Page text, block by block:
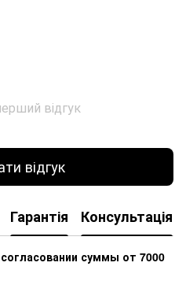
відгук
відгук
Гарантія Консультація
суммы от 7000